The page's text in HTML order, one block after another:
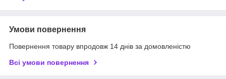
Умови повернення
Повернення товару впродовж 14 днів за домовленістю
Всі умови повернення